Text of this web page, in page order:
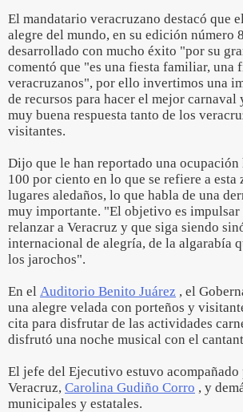
El mandatario veracruzano destacó que
alegre del mundo, en su edición número
desarrollado con mucho éxito "por su
comentó que "es una fiesta familiar, una
veracruzanos", por ello invertimos una
de recursos para hacer el mejor carnaval
muy buena respuesta tanto de los
visitantes.
Dijo que le han reportado una ocupación
100 por ciento en lo que se refiere a esta
lugares aledaños, lo que habla de una
muy importante. "El objetivo es impulsar
relanzar a Veracruz y que siga siendo
internacional de alegría, de la algarabía
los jarochos".
En el Auditorio Benito Juárez , el
una alegre velada con porteños y
cita para disfrutar de las actividades
disfrutó una noche musical con el
El jefe del Ejecutivo estuvo acompañado
Veracruz, Carolina Gudiño Corro , y
municipales y estatales.